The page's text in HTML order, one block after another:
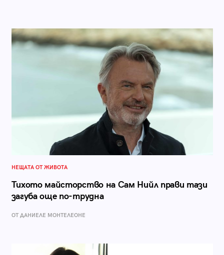
НЕЩАТА ОТ ЖИВОТА
Тихото майсторство на Сам Нийл прави тази
загуба още по-трудна
ОТ ДАНИЕЛЕ МОНТЕЛЕОНЕ